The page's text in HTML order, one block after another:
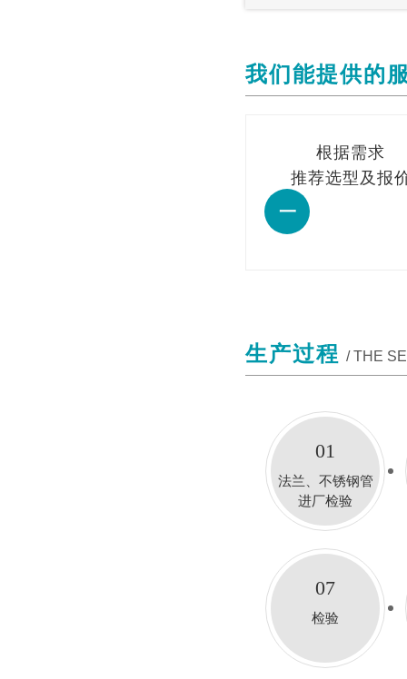
我们能提供的
根据需求
推荐选型及报
一
生产过程 / THE
01
法兰、不锈钢管
进厂检验
07
检验